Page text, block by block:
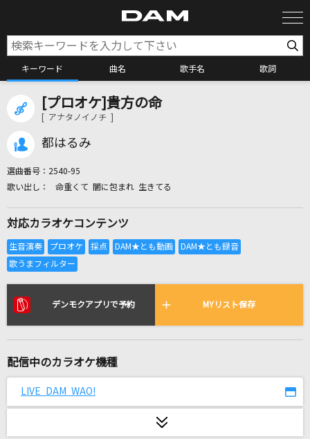
キーワード 曲名 歌手名 歌詞
カラオケ検索
全国りれき
リアルタイムで歌われている曲の一覧
シルエット
[生音]紫煙
神野美伽
[プロオケ]貴方の命
[ アナタノイノチ ]
都はるみ
選曲番号： 2540-95
命重くて 闇に包まれ 生きてる
対応カラオケコンテンツ
デンモクアプリで予約 MYリスト保存
配信中のカラオケ機種
LIVE DAM WAO!